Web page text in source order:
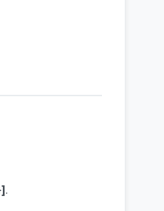
.